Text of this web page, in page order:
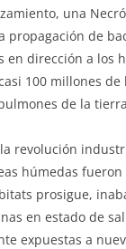
una
propagación de
en dirección a los
100 millones de
de la
revolución
húmedas fueron
prosigue,
en estado de
expuestas a